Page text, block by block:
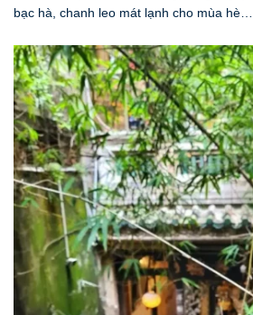
bạc hà, chanh leo mát lạnh cho mùa hè…